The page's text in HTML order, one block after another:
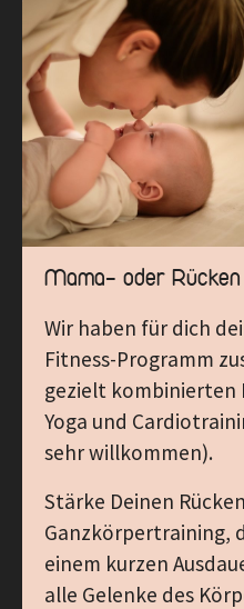
Mama- oder
Wir haben für dich
Fitness-Programm
gezielt kombinierten
Yoga und
sehr willkommen).
Stärke Deinen
Ganzkörpertraining,
einem kurzen
alle Gelenke des